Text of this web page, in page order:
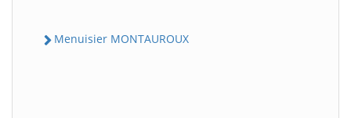
Menuisier MONTAUROUX